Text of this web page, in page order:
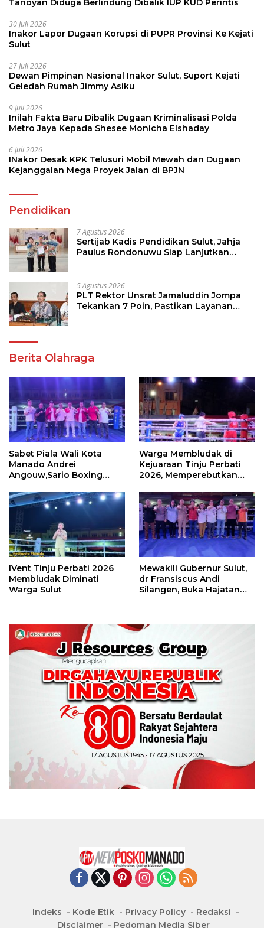
Tanoyan Diduga Berlindung Dibalik IUP KUD Perintis
30 Juli 2026
Inakor Lapor Dugaan Korupsi di PUPR Provinsi Ke Kejati
Sulut
27 Juli 2026
Dewan Pimpinan Nasional Inakor Sulut, Suport Kejati
Geledah Rumah Jimmy Asiku
9 Juli 2026
Inilah Fakta Baru Dibalik Dugaan Kriminalisasi Polda
Metro Jaya Kepada Shesee Monicha Elshaday
6 Juli 2026
INakor Desak KPK Telusuri Mobil Mewah dan Dugaan
Kejanggalan Mega Proyek Jalan di BPJN
Pendidikan
7 Agustus 2026
Sertijab Kadis Pendidikan Sulut, Jahja
Paulus Rondonuwu Siap Lanjutkan
5 Agustus 2026
PLT Rektor Unsrat Jamaluddin Jompa
Tekankan 7 Poin, Pastikan Layanan
Berita Olahraga
Sabet Piala Wali Kota
Manado Andrei
Angouw,Sario Boxing
Perbati 2026
Warga Membludak di
Kejuaraan Tinju Perbati
2026, Memperebutkan
IVent Tinju Perbati 2026
Membludak Diminati
Warga Sulut
Mewakili Gubernur Sulut,
dr Fransiscus Andi
Silangen, Buka Hajatan
Indeks Kode Etik Privacy Policy
Redaksi
Disclaimer
Pedoman Media Siber